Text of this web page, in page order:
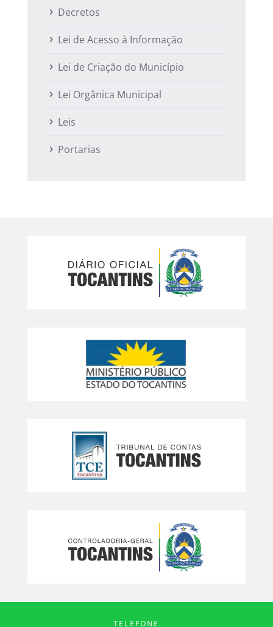
Decretos
Lei de Acesso à Informação
Lei de Criação do Município
Lei Orgânica Municipal
Leis
Portarias
TELEFONE